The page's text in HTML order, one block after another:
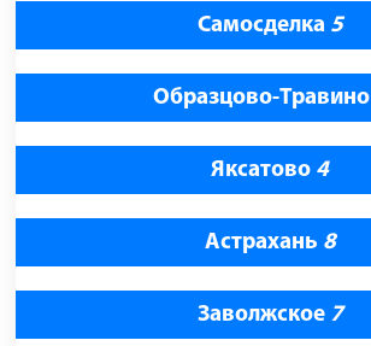
Самосделка 5
Образцово-Травино
Яксатово 4
Астрахань 8
Заволжское 7